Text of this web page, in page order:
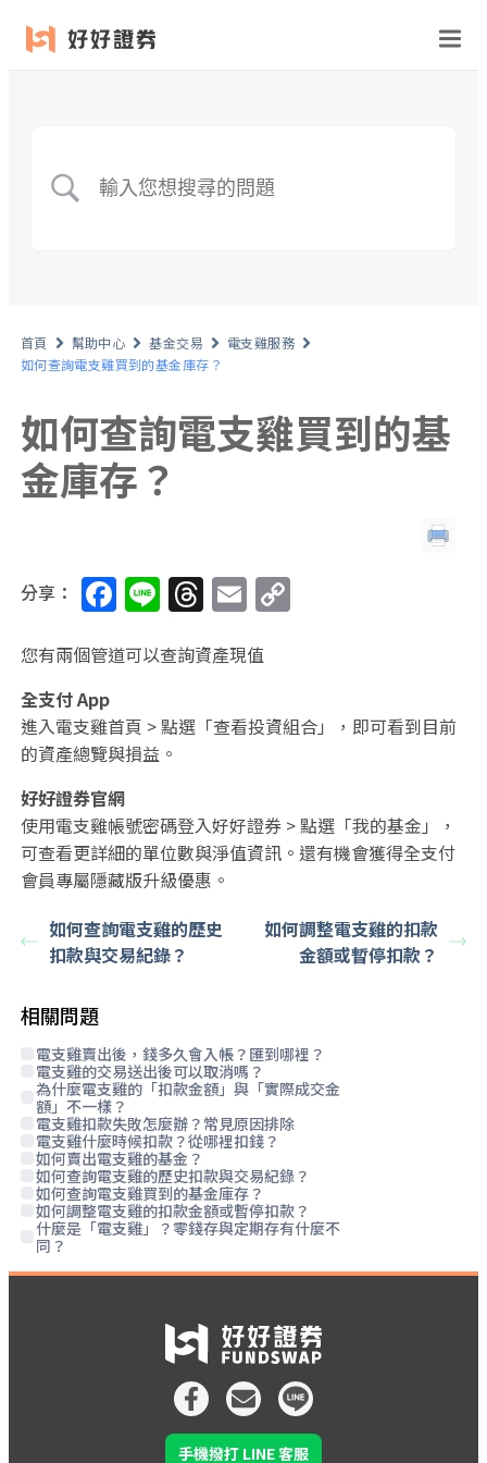
首頁 幫助中心 基金交易
電支雞服務
如何查詢電支雞買到的基金庫存？
如何查詢電支雞買到的基
金庫存？
分享： F
a
c
b
o
o
k
Li
n
e
T
h
re
d
E
m
ai
C
Li
您有兩個管道可以查詢資產現值
全支付 App
進入電支雞首頁 > 點選「查看投資組合」，即可看到目前
的資產總覽與損益。
好好證券官網
使用電支雞帳號密碼登入好好證券 > 點選「我的基金」，
可查看更詳細的單位數與淨值資訊。還有機會獲得全支付
會員專屬隱藏版升級優惠。
如何查詢電支雞的歷史
扣款與交易紀錄？
如何調整電支雞的扣款
金額或暫停扣款？
相關問題
電支雞賣出後，錢多久會入帳？匯到哪裡？
電支雞的交易送出後可以取消嗎？
為什麼電支雞的「扣款金額」與「實際成交金
額」不一樣？
電支雞扣款失敗怎麼辦？常見原因排除
電支雞什麼時候扣款？從哪裡扣錢？
如何賣出電支雞的基金？
如何查詢電支雞的歷史扣款與交易紀錄？
如何查詢電支雞買到的基金庫存？
如何調整電支雞的扣款金額或暫停扣款？
什麼是「電支雞」？零錢存與定期存有什麼不
同？
手機撥打 LINE 客服